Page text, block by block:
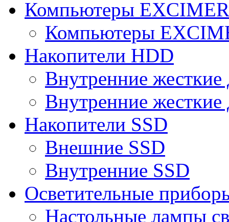
Компьютеры
Компьютеры
Накопители HDD
Внутренние
Внутренние
Накопители SSD
Внешние SSD
Внутренние SSD
Осветительные
Настольные лампы